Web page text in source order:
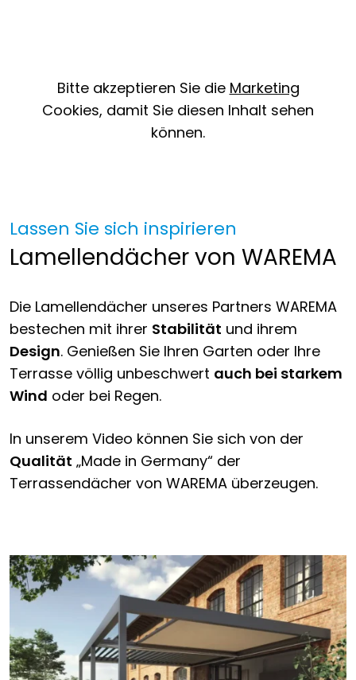
Bitte akzeptieren Sie die Marketing
Cookies, damit Sie diesen Inhalt sehen
können.
Lassen Sie sich inspirieren
Lamellendächer von WAREMA
Die Lamellendächer unseres Partners WAREMA
bestechen mit ihrer Stabilität und ihrem
Design. Genießen Sie Ihren Garten oder Ihre
Terrasse völlig unbeschwert auch bei starkem
Wind oder bei Regen.
In unserem Video können Sie sich von der
Qualität „Made in Germany“ der
Terrassendächer von WAREMA überzeugen.